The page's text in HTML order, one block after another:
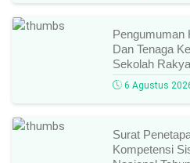
Pengumuman
Dan Tenaga
Sekolah
Kementerian
Peserta Yang
6 Agustus
Surat
Kompetensi